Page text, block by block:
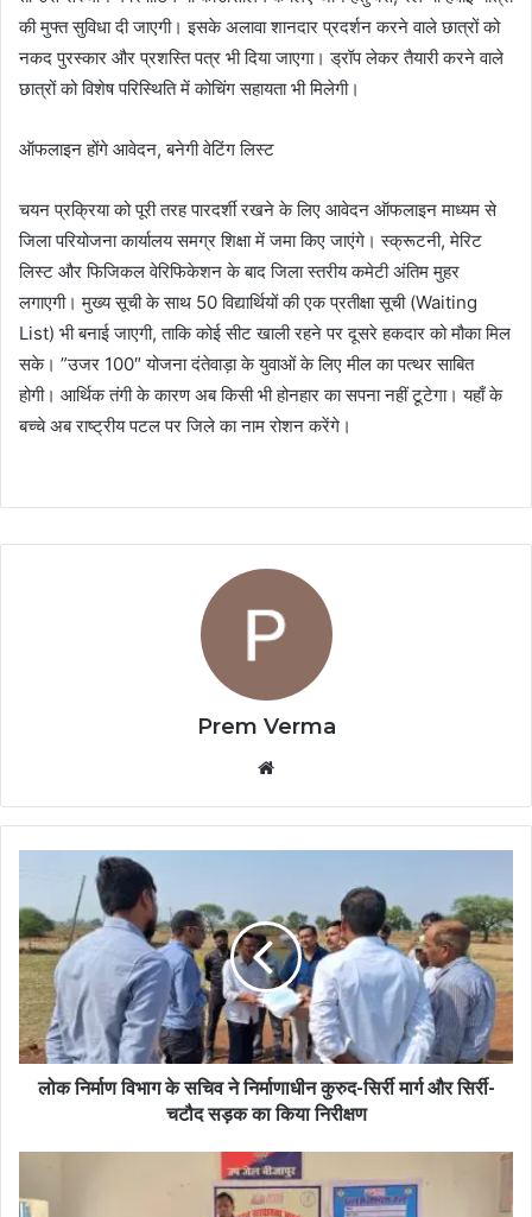
की मुफ्त सुविधा दी जाएगी। इसके अलावा शानदार प्रदर्शन करने वाले छात्रों को
नकद पुरस्कार और प्रशस्ति पत्र भी दिया जाएगा। ड्रॉप लेकर तैयारी करने वाले
छात्रों को विशेष परिस्थिति में कोचिंग सहायता भी मिलेगी।
​ऑफलाइन होंगे आवेदन, बनेगी वेटिंग लिस्ट
​चयन प्रक्रिया को पूरी तरह पारदर्शी रखने के लिए आवेदन ऑफलाइन माध्यम से
जिला परियोजना कार्यालय समग्र शिक्षा में जमा किए जाएंगे। स्क्रूटनी, मेरिट
लिस्ट और फिजिकल वेरिफिकेशन के बाद जिला स्तरीय कमेटी अंतिम मुहर
लगाएगी। मुख्य सूची के साथ 50 विद्यार्थियों की एक प्रतीक्षा सूची (Waiting
List) भी बनाई जाएगी, ताकि कोई सीट खाली रहने पर दूसरे हकदार को मौका मिल
सके। ​”उजर 100″ योजना दंतेवाड़ा के युवाओं के लिए मील का पत्थर साबित
होगी। आर्थिक तंगी के कारण अब किसी भी होनहार का सपना नहीं टूटेगा। यहाँ के
बच्चे अब राष्ट्रीय पटल पर जिले का नाम रोशन करेंगे।
Prem Verma
लोक निर्माण विभाग के सचिव ने निर्माणाधीन कुरुद-सिर्री मार्ग और सिर्री-
चटौद सड़क का किया निरीक्षण